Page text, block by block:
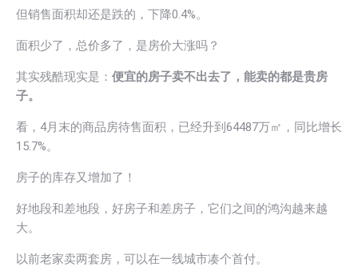
但销售面积却还是跌的，下降0.4%。
面积少了，总价多了，是房价大涨吗？
其实残酷现实是： 便宜的房子卖不出去了，能卖的都是贵房
子。
看，4月末的商品房待售面积，已经升到64487万㎡，同比增长
15.7%。
房子的库存又增加了！
好地段和差地段，好房子和差房子，它们之间的鸿沟越来越
大。
以前老家卖两套房，可以在一线城市凑个首付。